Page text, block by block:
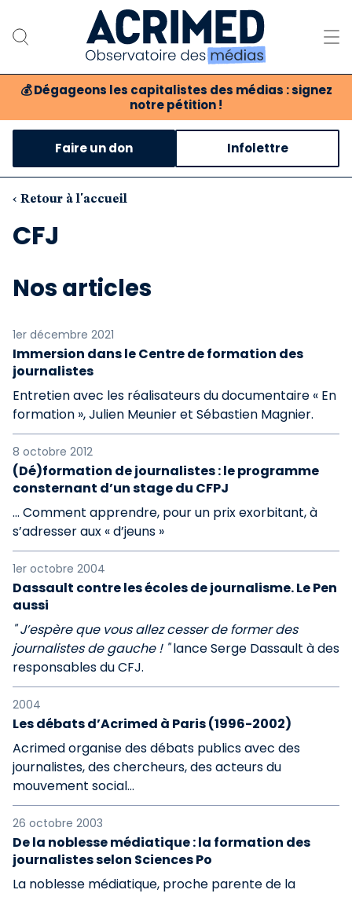
💰 Dégageons les capitalistes des médias : signez
notre pétition !
Notre association
Notre critique des médias
Nos propositions
Boutique
Faire un don Infolettre
‹ Retour à l'accueil
CFJ
Nos articles
1er décembre 2021
Immersion dans le Centre de formation des
journalistes
Entretien avec les réalisateurs du documentaire « En
formation », Julien Meunier et Sébastien Magnier.
8 octobre 2012
(Dé)formation de journalistes : le programme
consternant d’un stage du CFPJ
… Comment apprendre, pour un prix exorbitant, à
s’adresser aux « d’jeuns »
1er octobre 2004
Dassault contre les écoles de journalisme. Le Pen
aussi
" J’espère que vous allez cesser de former des
journalistes de gauche ! "lance Serge Dassault à des
responsables du CFJ.
2004
Les débats d’Acrimed à Paris (1996-2002)
Acrimed organise des débats publics avec des
journalistes, des chercheurs, des acteurs du
mouvement social...
26 octobre 2003
De la noblesse médiatique : la formation des
journalistes selon Sciences Po
La noblesse médiatique, proche parente de la